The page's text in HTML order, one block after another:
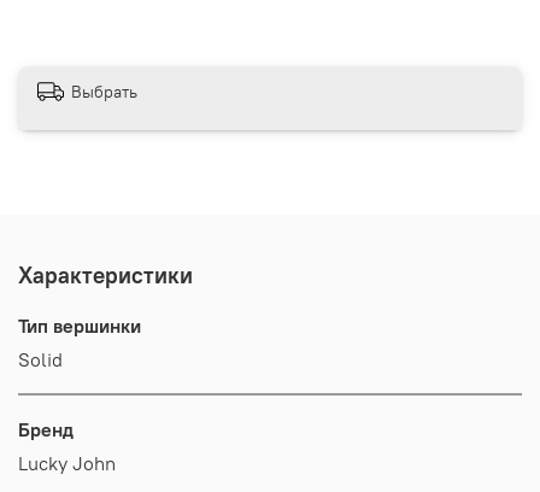
Выбрать
Характеристики
Тип вершинки
Solid
Бренд
Lucky John